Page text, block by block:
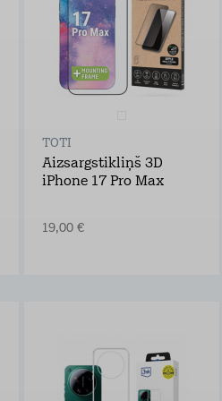
1,49 €/mēn.
TOTI
Aizsargstikliņš 3D
iPhone 17 Pro Max
19,00 €